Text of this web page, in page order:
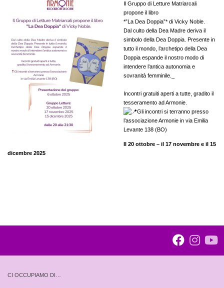
Il Gruppo di Letture Matriarcali
propone il libro
*”La Dea Doppia”* di Vicky Noble.
Dal culto della Dea Madre deriva il
simbolo della Dea Doppia. Presente in
tutto il mondo, l’archetipo della Dea
Doppia espande il nostro modo di
intendere l’antica autonomia e
sovranità femminile._
Incontri gratuiti aperti a tutte, gradito il
tesseramento ad Armonie.
Gli incontri si terranno presso
l’associazione Armonie in via Emilia
Levante 138 (BO)
Il 20 ottobre – il 17 novembre e il 15
dicembre 2025
CI OCCUPIAMO DI…